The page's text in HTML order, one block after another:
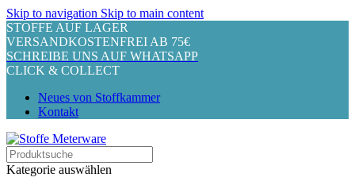
Skip to navigation Skip to main content
STOFFE AUF LAGER
VERSANDKOSTENFREI AB 75€
SCHREIBE UNS AUF WHATSAPP
CLICK & COLLECT
Neues von Stoffkammer
Kontakt
Kategorie auswählen